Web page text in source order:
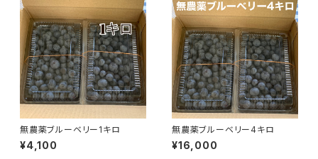
無農薬ブルーベリー1キロ
¥4,100
無農薬ブルーベリー4キロ
¥16,000